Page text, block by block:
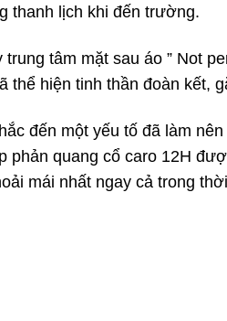
thanh lịch khi đến trường.
tâm mặt sau áo ” Not
thể hiện tinh thần đoàn kết,
đến một yếu tố đã làm
phản quang cổ caro 12H
mái nhất ngay cả trong